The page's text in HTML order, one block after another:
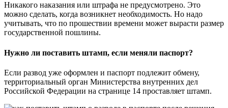
Никакого наказания или штрафа не предусмотрено. Это
можно сделать, когда возникнет необходимость. Но надо
учитывать, что по прошествии времени может вырасти размер
государственной пошлины.
Нужно ли поставить штамп, если меняли паспорт?
Если развод уже оформлен и паспорт подлежит обмену,
территориальный орган Министерства внутренних дел
Российской Федерации на странице 14 проставляет штамп.